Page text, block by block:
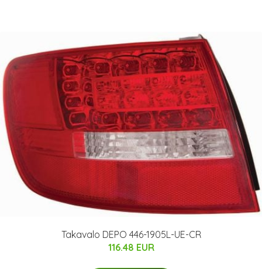
Takavalo DEPO 446-1905L-UE-CR
116.48 EUR